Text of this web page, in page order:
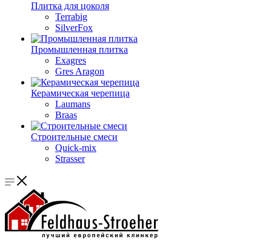
Плитка для цоколя
Terrabig
SilverFox
Промышленная плитка
Exagres
Gres Aragon
Керамическая черепица
Laumans
Braas
Строительные смеси
Quick-mix
Strasser